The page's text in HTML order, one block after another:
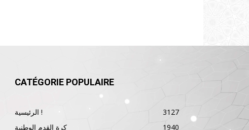
CATÉGORIE POPULAIRE
الرئيسية !
3127
كرة القدم الوطنية
1940